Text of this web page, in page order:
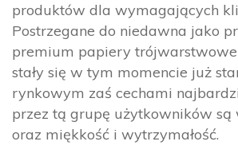
produktów dla wymagających
Postrzegane do niedawna jako
premium papiery
stały się w tym momencie już
rynkowym zaś cechami
przez tą grupę użytkowników są
oraz miękkość i wytrzymałość.